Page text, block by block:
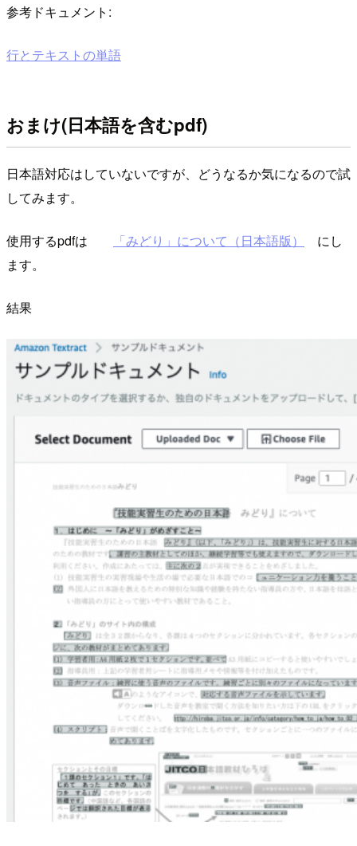
参考ドキュメント:
行とテキストの単語
おまけ(日本語を含むpdf)
日本語対応はしていないですが、どうなるか気になるので試
してみます。
使用するpdfは 「みどり」について（日本語版）
にし
ます。
結果